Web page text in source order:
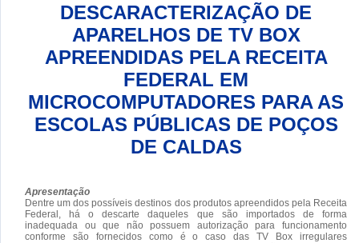
DESCARACTERIZAÇÃO DE
APARELHOS DE TV BOX
APREENDIDAS PELA RECEITA
FEDERAL EM
MICROCOMPUTADORES PARA AS
ESCOLAS PÚBLICAS DE POÇOS
DE CALDAS
Apresentação
Dentre um dos possíveis destinos dos produtos apreendidos pela Receita
Federal, há o descarte daqueles que são importados de forma
inadequada ou que não possuem autorização para funcionamento
conforme são fornecidos como é o caso das TV Box irregulares